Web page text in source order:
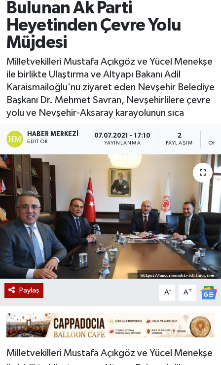
Bulunan Ak Parti
Heyetinden Çevre Yolu
Müjdesi
Milletvekilleri Mustafa Açıkgöz ve Yücel Menekşe
ile birlikte Ulaştırma ve Altyapı Bakanı Adil
Karaismailoğlu'nu ziyaret eden Nevşehir Belediye
Başkanı Dr. Mehmet Savran, Nevşehirlilere çevre
yolu ve Nevşehir-Aksaray karayolunun sıca
HABER MERKEZI
EDITÖR
07.07.2021 - 17:10
YAYINLANMA
2
PAYLAŞIM
Paylaş A- A+
Milletvekilleri Mustafa Açıkgöz ve Yücel Menekşe